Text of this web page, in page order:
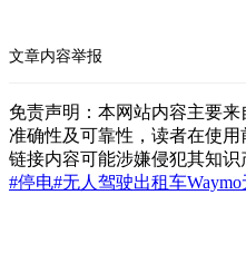
文章内容举报
免责声明：本网站内容主要
准确性及可靠性，读者在使
链接内容可能涉嫌侵犯其知识
#停电#无人驾驶出租车Waymo